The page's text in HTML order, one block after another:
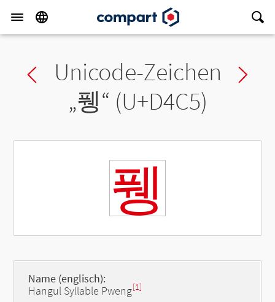
Previous char
Unicode-Zeichen
„퓅“ (U+D4C5)
퓅
Name (englisch):
Hangul Syllable Pweng[1]